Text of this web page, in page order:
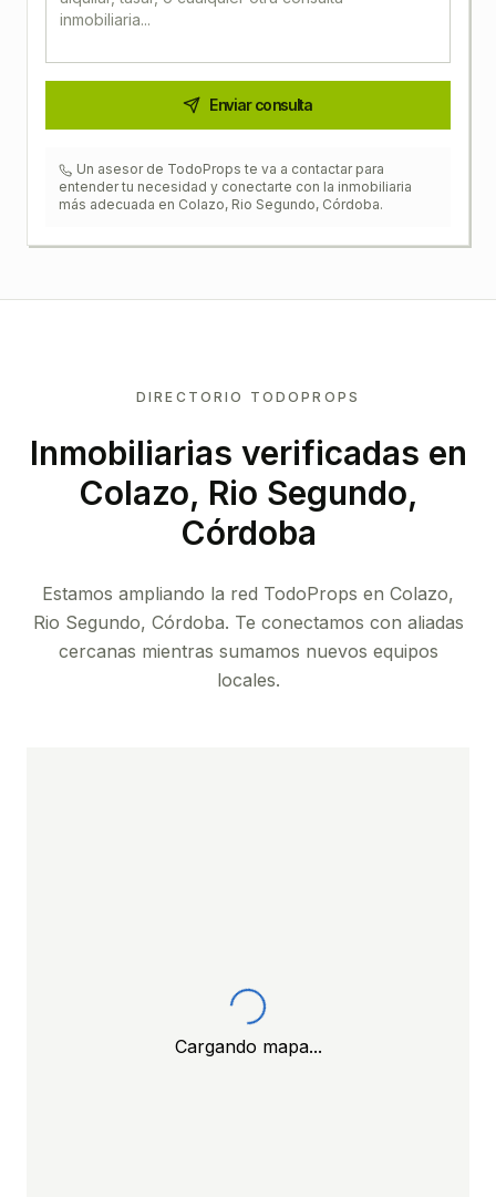
Enviar consulta
Un asesor de TodoProps te va a contactar para
entender tu necesidad y conectarte con la inmobiliaria
más adecuada en Colazo, Rio Segundo, Córdoba.
DIRECTORIO TODOPROPS
Inmobiliarias verificadas en
Colazo, Rio Segundo,
Córdoba
Estamos ampliando la red TodoProps en Colazo,
Rio Segundo, Córdoba. Te conectamos con aliadas
cercanas mientras sumamos nuevos equipos
locales.
Cargando mapa...